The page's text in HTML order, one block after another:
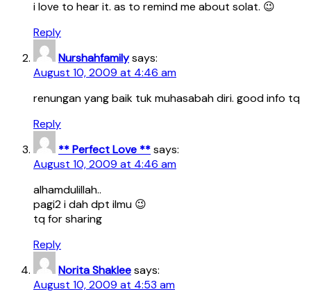
i love to hear it. as to remind me about solat. 😉
Reply
Nurshahfamilysays:
August 10, 2009 at 4:46 am
renungan yang baik tuk muhasabah diri. good info tq
Reply
** Perfect Love **says:
August 10, 2009 at 4:46 am
alhamdulillah..
pagi2 i dah dpt ilmu 😉
tq for sharing
Reply
Norita Shakleesays:
August 10, 2009 at 4:53 am